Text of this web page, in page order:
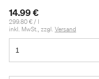
14.99 €
Regulärer
Preis
299.80 € / per
l
inkl. MwSt., zzgl. Versand